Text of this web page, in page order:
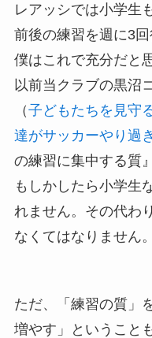
レアッシでは小学生
前後の練習を週に3回
僕はこれで充分だと
以前当クラブの黒沼
（子どもたちを見守
達がサッカーやり過
の練習に集中する質
もしかしたら小学生
れません。その代わ
なくてはなりません。
ただ、「練習の質」
増やす」ということ